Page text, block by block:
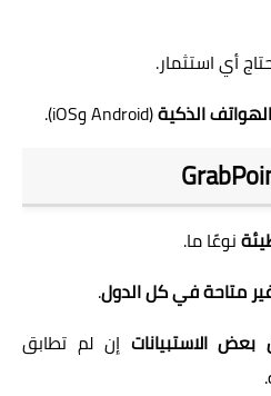
أي استثمار.
الذكية(Android وiOS).
نوعًا ما.
متاحة في كل الدول.
الاستبيانات إن لم تطابق